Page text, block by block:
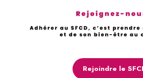
Rejoindre le